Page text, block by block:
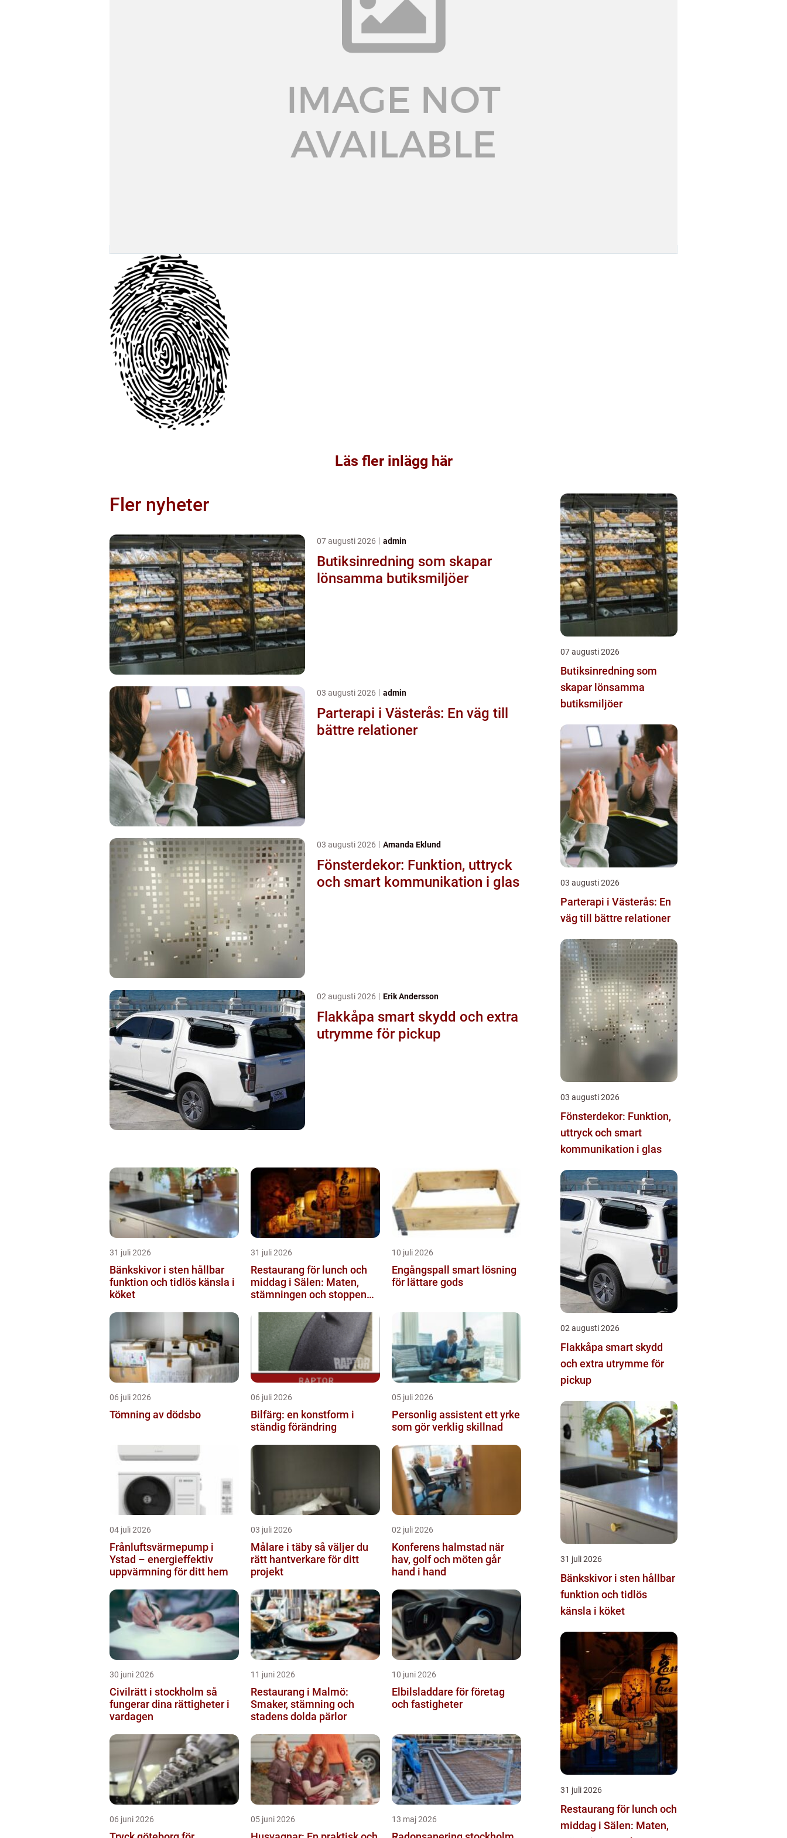
Läs fler inlägg här
Fler nyheter
07 augusti 2026 admin
Butiksinredning som skapar
lönsamma butiksmiljöer
03 augusti 2026 admin
Parterapi i Västerås: En väg till
bättre relationer
03 augusti 2026 Amanda Eklund
Fönsterdekor: Funktion, uttryck
och smart kommunikation i glas
02 augusti 2026 Erik Andersson
Flakkåpa smart skydd och extra
utrymme för pickup
31 juli 2026
Bänkskivor i sten hållbar
funktion och tidlös känsla i
köket
31 juli 2026
Restaurang för lunch och
middag i Sälen: Maten,
stämningen och stoppen
10 juli 2026
Engångspall smart lösning
för lättare gods
06 juli 2026
Tömning av dödsbo
06 juli 2026
Bilfärg: en konstform i
ständig förändring
05 juli 2026
Personlig assistent ett yrke
som gör verklig skillnad
04 juli 2026
Frånluftsvärmepump i
Ystad – energieffektiv
uppvärmning för ditt hem
03 juli 2026
Målare i täby så väljer du
rätt hantverkare för ditt
projekt
02 juli 2026
Konferens halmstad när
hav, golf och möten går
hand i hand
30 juni 2026
Civilrätt i stockholm så
fungerar dina rättigheter i
vardagen
11 juni 2026
Restaurang i Malmö:
Smaker, stämning och
stadens dolda pärlor
10 juni 2026
Elbilsladdare för företag
och fastigheter
06 juni 2026 05 juni 2026 13 maj 2026
07 augusti 2026
Butiksinredning som
skapar lönsamma
butiksmiljöer
03 augusti 2026
Parterapi i Västerås: En
väg till bättre relationer
03 augusti 2026
Fönsterdekor: Funktion,
uttryck och smart
kommunikation i glas
02 augusti 2026
Flakkåpa smart skydd
och extra utrymme för
pickup
31 juli 2026
Bänkskivor i sten hållbar
funktion och tidlös
känsla i köket
31 juli 2026
Restaurang för lunch och
middag i Sälen: Maten,